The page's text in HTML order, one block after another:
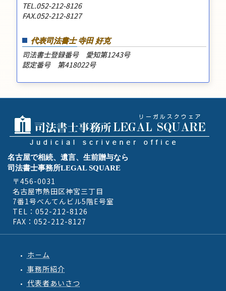
TEL.052-212-8126
FAX.052-212-8127
代表司法書士 寺田 好克
司法書士登録番号 愛知第1243号
認定番号 第418022号
名古屋で相続、遺言、生前贈与なら
司法書士事務所LEGAL SQUARE
〒456-0031
名古屋市熱田区神宮三丁目
7番1号べんてんビル5階E号室
TEL：052-212-8126
FAX：052-212-8127
ホ－ム
事務所紹介
代表者あいさつ